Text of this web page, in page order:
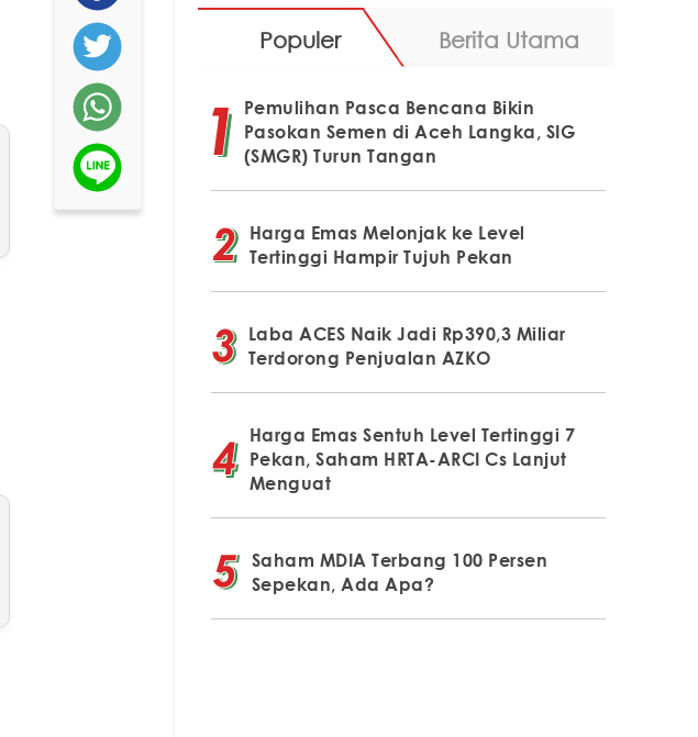
Populer Berita Utama
Pemulihan Pasca Bencana Bikin
Pasokan Semen di Aceh Langka, SIG
(SMGR) Turun Tangan
Harga Emas Melonjak ke Level
Tertinggi Hampir Tujuh Pekan
Laba ACES Naik Jadi Rp390,3 Miliar
Terdorong Penjualan AZKO
Harga Emas Sentuh Level Tertinggi 7
Pekan, Saham HRTA-ARCI Cs Lanjut
Menguat
Saham MDIA Terbang 100 Persen
Sepekan, Ada Apa?